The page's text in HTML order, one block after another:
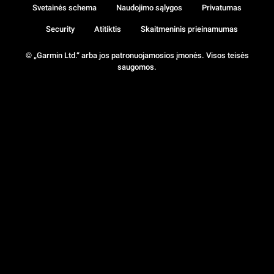
© „Garmin Ltd.“ arba jos patronuojamosios įmonės. Visos teisės
saugomos.
Svetainės schema Naudojimo sąlygos Privatumas
Security Atitiktis Skaitmeninis prieinamumas